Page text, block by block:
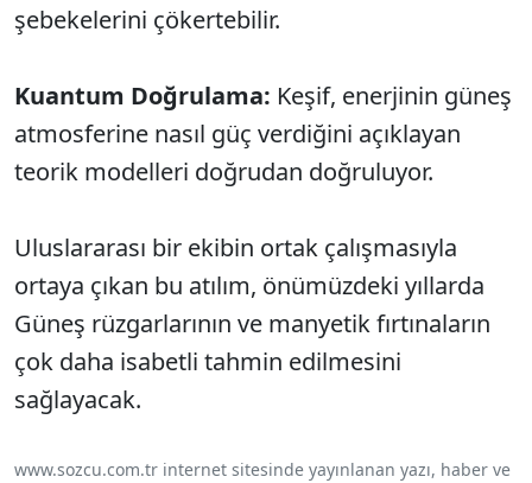
şebekelerini çökertebilir.
Kuantum Doğrulama: Keşif, enerjinin güneş
atmosferine nasıl güç verdiğini açıklayan
teorik modelleri doğrudan doğruluyor.
Uluslararası bir ekibin ortak çalışmasıyla
ortaya çıkan bu atılım, önümüzdeki yıllarda
Güneş rüzgarlarının ve manyetik fırtınaların
çok daha isabetli tahmin edilmesini
sağlayacak.
www.sozcu.com.tr internet sitesinde yayınlanan yazı, haber ve